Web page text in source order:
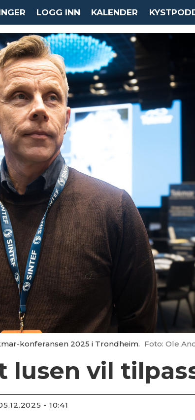
LOGG INN KALENDER
konferansen 2025 i Trondheim. Foto: Ole
lusen vil
05.12.2025 - 10:41